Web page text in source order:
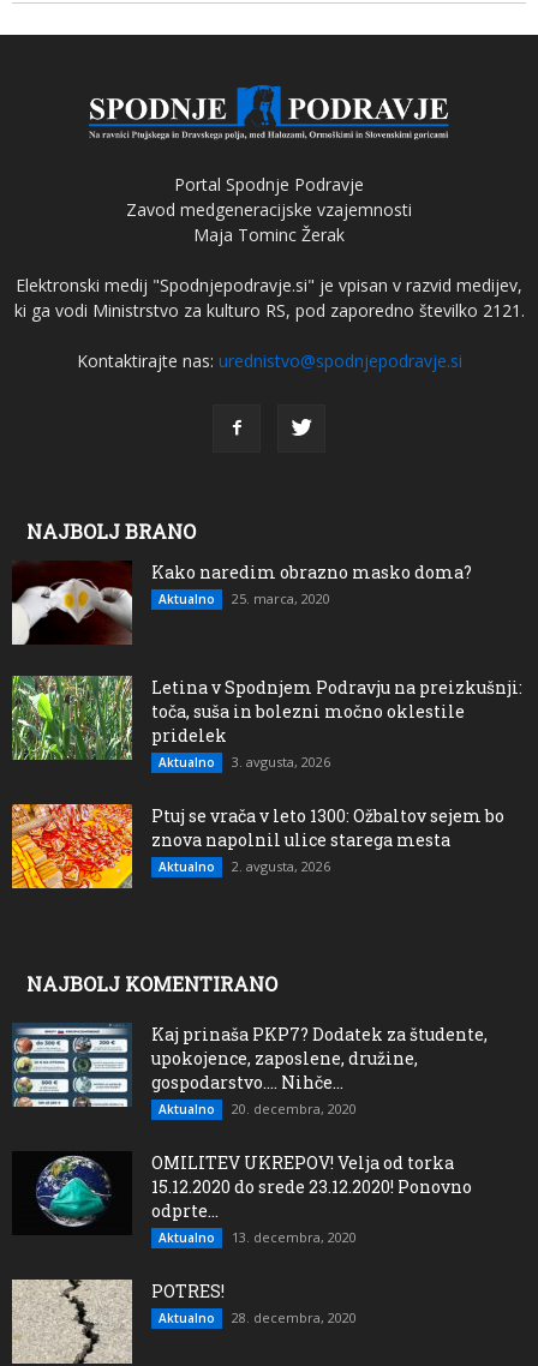
Portal Spodnje Podravje
Zavod medgeneracijske vzajemnosti
Maja Tominc Žerak
Elektronski medij "Spodnjepodravje.si" je vpisan v razvid medijev,
ki ga vodi Ministrstvo za kulturo RS, pod zaporedno številko 2121.
Kontaktirajte nas: urednistvo@spodnjepodravje.si
NAJBOLJ BRANO
Kako naredim obrazno masko doma?
Aktualno 25. marca, 2020
Letina v Spodnjem Podravju na preizkušnji:
toča, suša in bolezni močno oklestile
pridelek
Aktualno 3. avgusta, 2026
Ptuj se vrača v leto 1300: Ožbaltov sejem bo
znova napolnil ulice starega mesta
Aktualno 2. avgusta, 2026
NAJBOLJ KOMENTIRANO
Kaj prinaša PKP7? Dodatek za študente,
upokojence, zaposlene, družine,
gospodarstvo…. Nihče...
Aktualno 20. decembra, 2020
OMILITEV UKREPOV! Velja od torka
15.12.2020 do srede 23.12.2020! Ponovno
odprte...
Aktualno 13. decembra, 2020
POTRES!
Aktualno 28. decembra, 2020